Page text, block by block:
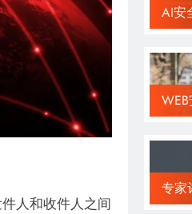
人和收件人之间
AI安
专家